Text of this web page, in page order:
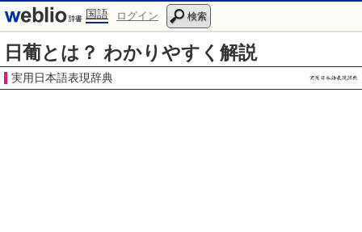
国語 ログイン 検索
日葡とは？ わかりやすく解説
実用日本語表現辞典